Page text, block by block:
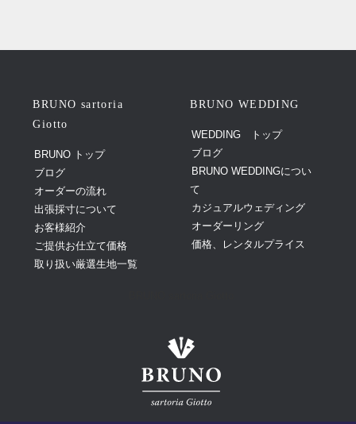
BRUNO sartoria
Giotto
BRUNO トップ
ブログ
オーダーの流れ
出張採寸について
お客様紹介
ご提供お仕立て価格
取り扱い厳選生地一覧
BRUNO WEDDING
WEDDING トップ
ブログ
BRUNO WEDDINGについ
て
カジュアルウェディング
オーダーリング
価格、レンタルプライス